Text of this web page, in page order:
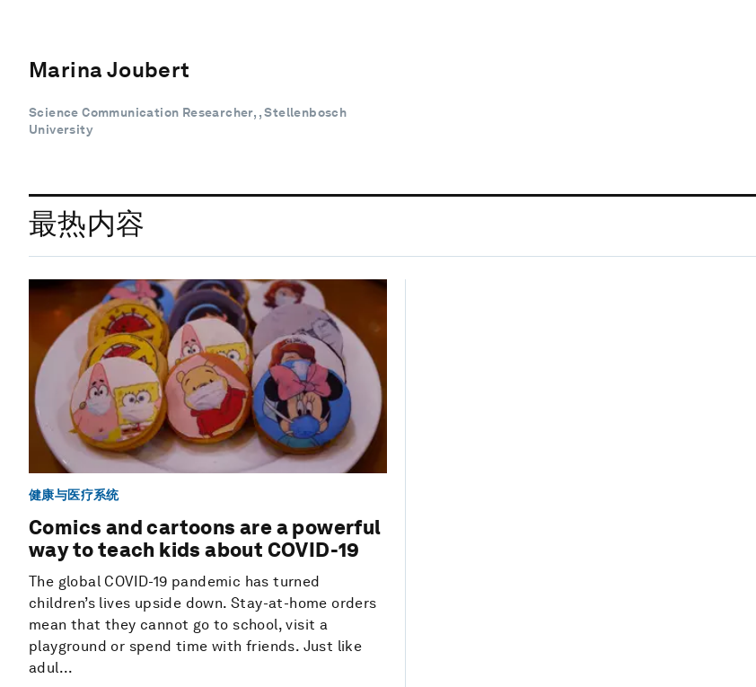
Marina Joubert
Science Communication Researcher, , Stellenbosch
University
最热内容
健康与医疗系统
Comics and cartoons are a powerful
way to teach kids about COVID-19
The global COVID-19 pandemic has turned
children’s lives upside down. Stay-at-home orders
mean that they cannot go to school, visit a
playground or spend time with friends. Just like
adul...